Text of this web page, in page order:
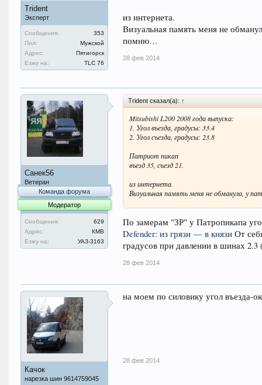
Trident
Эксперт
Сообщения:
353
Пол:
Мужской
Адрес:
Пятигорск
Езжу на:
TLC 76
из интернета.
Визуальная память меня не
помню…
28 фев 2014
Санек56
Ветеран
Команда форума
Модератор
Сообщения:
629
Адрес:
КМВ
Езжу на:
УАЗ-3163
Trident сказал(а): ↑
Mitsubishi L200 2008 года выпуска:
1. Угол въезда, градусы: 33.4
2. Угол съезда, градусы: 23.8
Патриот пикап
въезд 35, съезд 21.
из интернета.
Визуальная память меня не обманула, у
По замерам "ЗР" у Патропикапа
Defender: из грязи — в князиОт
градусов при давлении в шинах 2.3
28 фев 2014
Качок
нарезка шин 9614759045
на моем по силовику угол въезда-
28 фев 2014